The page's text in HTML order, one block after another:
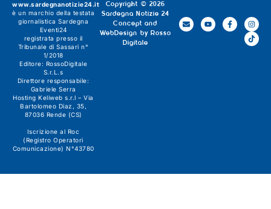
Copyright © 2026
Sardegna Notizie 24
Concept and
WebDesign by Rosso
Digitale
www.sardegnanotizie24.it
è un marchio della testata
giornalistica Sardegna
Eventi24
registrata presso il
Tribunale di Sassari n°
1/2018
Editore: RossoDigitale
S.r.L.s
Direttore responsabile:
Gabriele Serra
Hosting Keliweb s.r.l – Via
Bartolomeo Diaz, 35,
87036 Rende (CS)
Iscrizione al Roc
(Registro Operatori
Comunicazione) N°43780